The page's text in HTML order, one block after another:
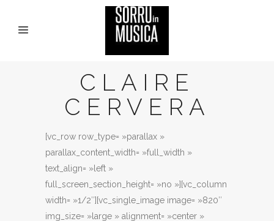
CLAIRE
CERVERA
[vc_row row_type= »parallax »
parallax_content_width= »full_width »
text_align= »left »
full_screen_section_height= »no »][vc_column
width= »1/2″][vc_single_image image= »820″
img_size= »large » alignment= »center »